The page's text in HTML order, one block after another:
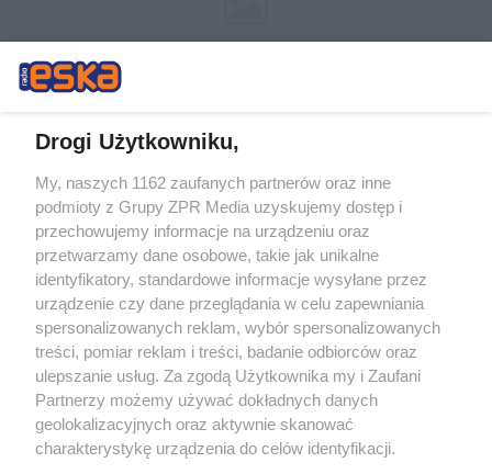
Żaden utwór zamieszczony w serwisie nie może być powielany i
rozpowszechniany lub dalej rozpowszechniany w jakikolwiek sposób (w
tym także elektroniczny lub mechaniczny) na jakimkolwiek polu
eksploatacji w jakiejkolwiek formie, włącznie z umieszczaniem w
Internecie bez pisemnej zgody właściciela praw. Jakiekolwiek użycie lub
wykorzystanie utworów w całości lub w części z naruszeniem prawa,
tzn. bez właściwej zgody, jest zabronione pod groźbą kary i może być
ścigane prawnie.
Drogi Użytkowniku,
My, naszych 1162 zaufanych partnerów oraz inne
podmioty z Grupy ZPR Media uzyskujemy dostęp i
przechowujemy informacje na urządzeniu oraz
przetwarzamy dane osobowe, takie jak unikalne
identyfikatory, standardowe informacje wysyłane przez
urządzenie czy dane przeglądania w celu zapewniania
spersonalizowanych reklam, wybór spersonalizowanych
treści, pomiar reklam i treści, badanie odbiorców oraz
ulepszanie usług. Za zgodą Użytkownika my i Zaufani
Partnerzy możemy używać dokładnych danych
geolokalizacyjnych oraz aktywnie skanować
charakterystykę urządzenia do celów identyfikacji.